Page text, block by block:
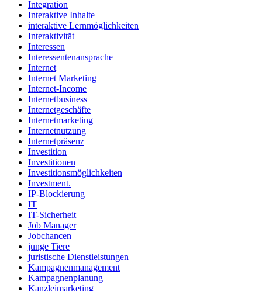
Integration
Interaktive Inhalte
interaktive Lernmöglichkeiten
Interaktivität
Interessen
Interessentenansprache
Internet
Internet Marketing
Internet-Income
Internetbusiness
Internetgeschäfte
Internetmarketing
Internetnutzung
Internetpräsenz
Investition
Investitionen
Investitionsmöglichkeiten
Investment.
IP-Blockierung
IT
IT-Sicherheit
Job Manager
Jobchancen
junge Tiere
juristische Dienstleistungen
Kampagnenmanagement
Kampagnenplanung
Kanzleimarketing